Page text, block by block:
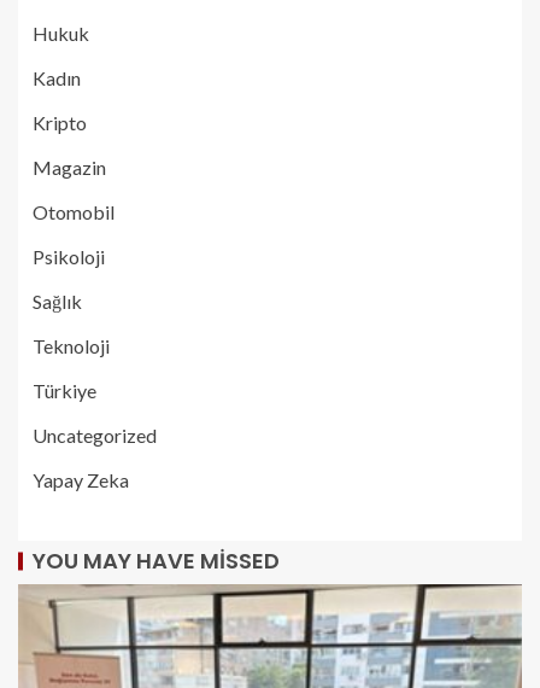
Hukuk
Kadın
Kripto
Magazin
Otomobil
Psikoloji
Sağlık
Teknoloji
Türkiye
Uncategorized
Yapay Zeka
YOU MAY HAVE MISSED